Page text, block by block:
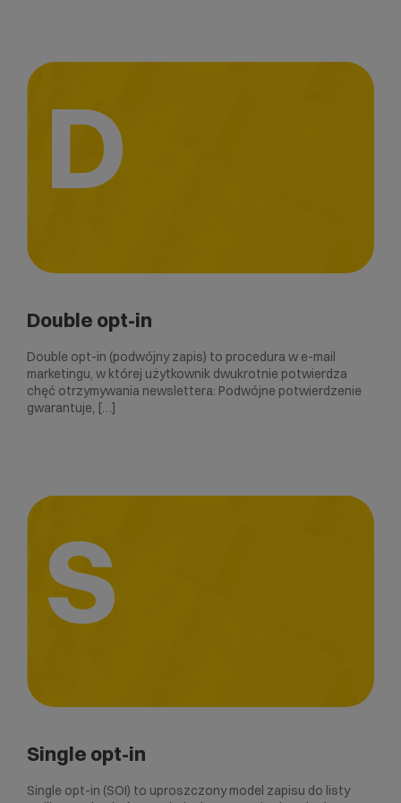
D
Double opt-in
Double opt-in (podwójny zapis) to procedura w e-mail
marketingu, w której użytkownik dwukrotnie potwierdza
chęć otrzymywania newslettera: Podwójne potwierdzenie
gwarantuje, […]
S
Single opt-in
Single opt-in (SOI) to uproszczony model zapisu do listy